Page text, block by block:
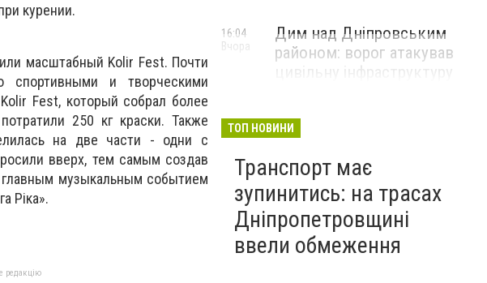
курении.
масштабный Kolir Fest. Почти
спортивными и творческими
Fest, который собрал более
250 кг краски. Также
на две части - одни с
вверх, тем самым создав
музыкальным событием
Ріка».
редакцію
Дим над Дніпровським
районом: ворог атакував
16:04
Вчора
ТОП НОВИНИ
Транспорт має
зупинитись: на трасах
Дніпропетровщині
ввели обмеження